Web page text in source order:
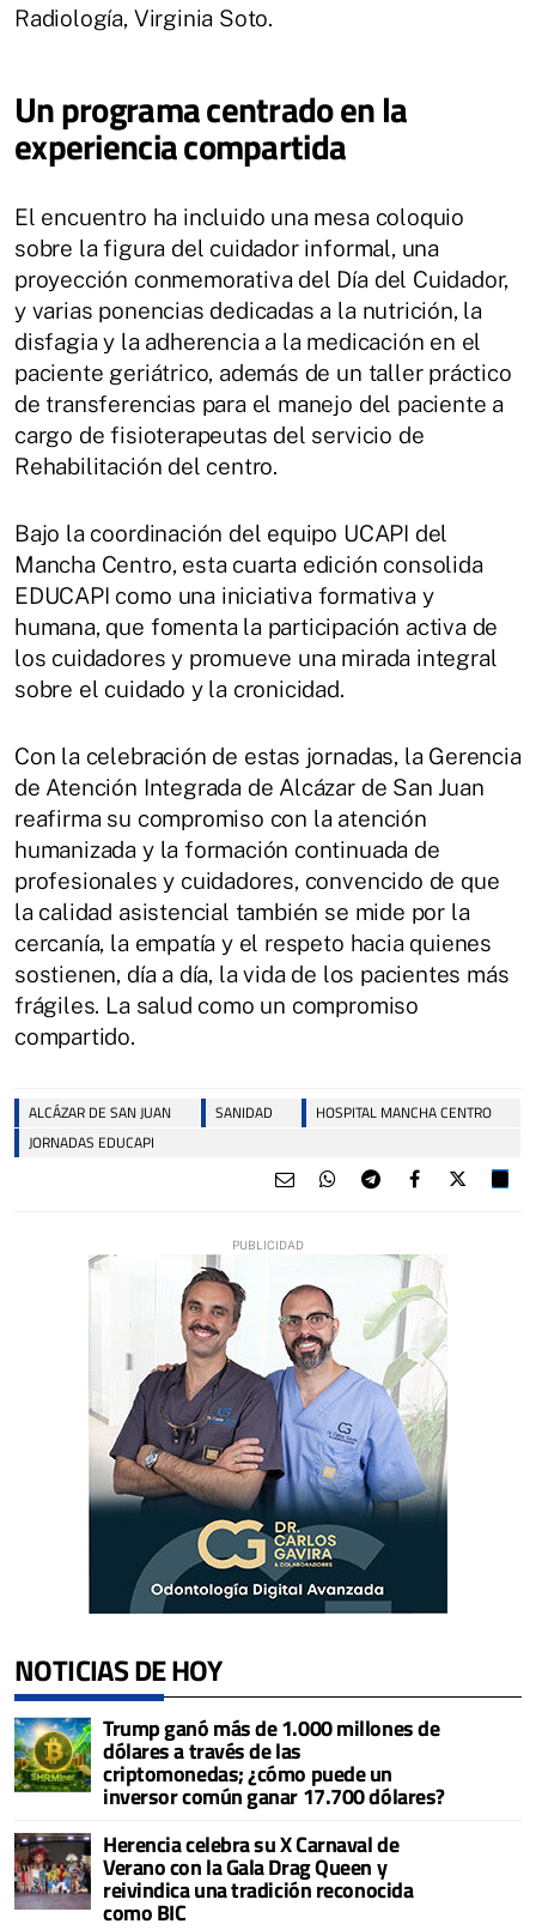
Radiología, Virginia Soto.
Un programa centrado en la
experiencia compartida
El encuentro ha incluido una mesa coloquio
sobre la figura del cuidador informal, una
proyección conmemorativa del Día del Cuidador,
y varias ponencias dedicadas a la nutrición, la
disfagia y la adherencia a la medicación en el
paciente geriátrico, además de un taller práctico
de transferencias para el manejo del paciente a
cargo de fisioterapeutas del servicio de
Rehabilitación del centro.
Bajo la coordinación del equipo UCAPI del
Mancha Centro, esta cuarta edición consolida
EDUCAPI como una iniciativa formativa y
humana, que fomenta la participación activa de
los cuidadores y promueve una mirada integral
sobre el cuidado y la cronicidad.
Con la celebración de estas jornadas, la Gerencia
de Atención Integrada de Alcázar de San Juan
reafirma su compromiso con la atención
humanizada y la formación continuada de
profesionales y cuidadores, convencido de que
la calidad asistencial también se mide por la
cercanía, la empatía y el respeto hacia quienes
sostienen, día a día, la vida de los pacientes más
frágiles. La salud como un compromiso
compartido.
ALCÁZAR DE SAN JUAN SANIDAD
HOSPITAL MANCHA CENTRO
JORNADAS EDUCAPI
NOTICIAS DE HOY
Trump ganó más de 1.000 millones de
dólares a través de las
criptomonedas; ¿cómo puede un
inversor común ganar 17.700 dólares?
Herencia celebra su X Carnaval de
Verano con la Gala Drag Queen y
reivindica una tradición reconocida
como BIC